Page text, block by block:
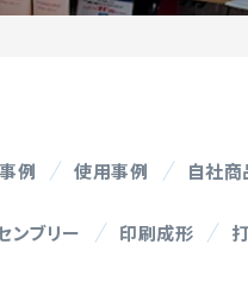
例 使用事例 自社商
ンブリー 印刷成形